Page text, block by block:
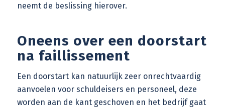
neemt de beslissing hierover.
Oneens over een doorstart
na faillissement
Een doorstart kan natuurlijk zeer onrechtvaardig
aanvoelen voor schuldeisers en personeel, deze
worden aan de kant geschoven en het bedrijf gaat